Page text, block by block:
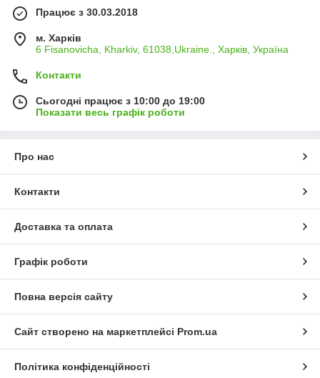
Працює з 30.03.2018
м. Харків
6 Fisanovicha, Kharkiv, 61038,Ukraine., Харків, Україна
Контакти
Сьогодні працює з 10:00 до 19:00
Показати весь графік роботи
Про нас
Контакти
Доставка та оплата
Графік роботи
Повна версія сайту
Сайт створено на маркетплейсі Prom.ua
Політика конфіденційності